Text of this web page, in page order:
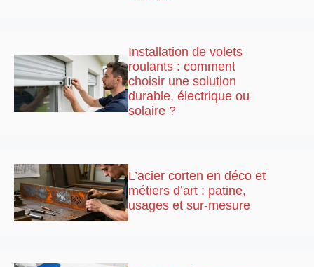
Installation de volets
roulants : comment
choisir une solution
durable, électrique ou
solaire ?
L’acier corten en déco et
métiers d’art : patine,
usages et sur-mesure